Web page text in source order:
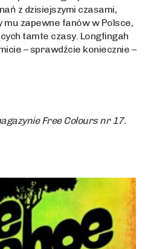
z dzisiejszymi czasami,
zapewne fanów w Polsce,
tamte czasy. Longfingah
– sprawdźcie koniecznie –
Free Colours nr 17.